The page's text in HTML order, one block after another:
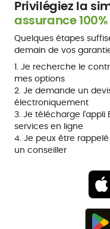
Privilégiez la
assurance
Quelques étapes
demain de vos
1. Je recherche le
mes options
2. Je demande un
électroniquement
3. Je télécharge l'appli
services en ligne
4. Je peux être
un conseiller